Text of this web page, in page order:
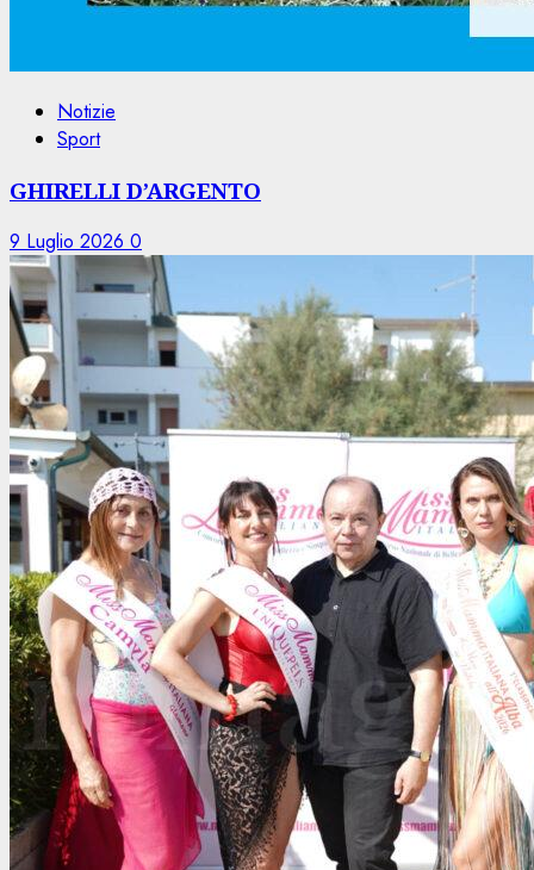
Notizie
Sport
GHIRELLI D’ARGENTO
9 Luglio 2026 0